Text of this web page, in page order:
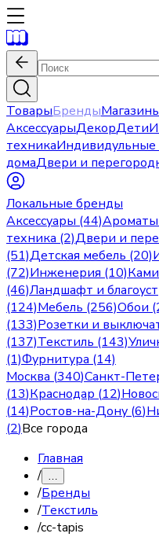
ТоварыБренды
АксессуарыДекорДети
техникаИндивидульные
домаДвери и
Локальные бренды
Аксессуары (44)Ароматы
техника (2)Двери и
(51)Детская мебель (20)
(72)Инженерия (10)
(46)Ландшафт и
(124)Мебель (256)Обои
(133)Розетки и
(137)Текстиль (143)
(1)Фурнитура (14)
Москва (340)Санкт-
(13)Краснодар (12)
(14)Ростов-на-Дону (6)
(2)Все города
Главная
/ …
/Бренды
/Текстиль
/cc-tapis